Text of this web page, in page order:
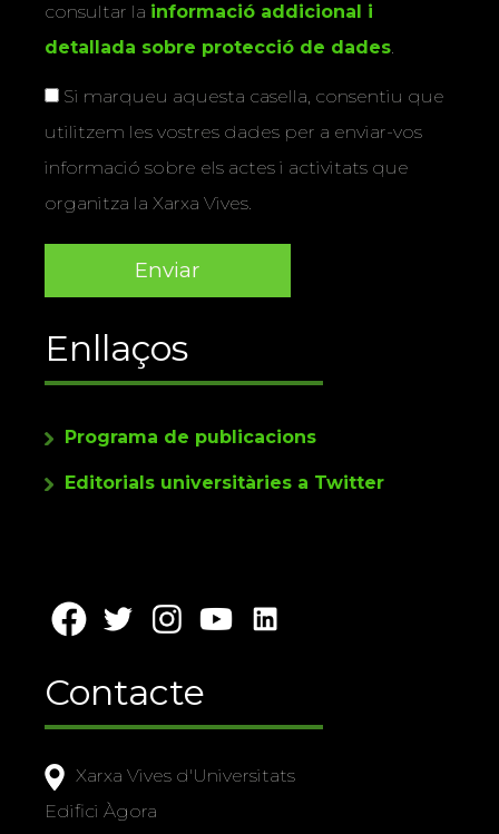
consultar la informació addicional i
detallada sobre protecció de dades.
Si marqueu aquesta casella, consentiu que
utilitzem les vostres dades per a enviar-vos
informació sobre els actes i activitats que
organitza la Xarxa Vives.
Enllaços
Programa de publicacions
Editorials universitàries a Twitter
Contacte
Xarxa Vives d'Universitats
Edifici Àgora